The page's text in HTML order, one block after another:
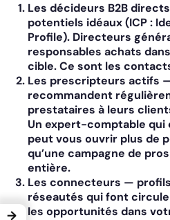
Les décideurs B2B directs
potentiels idéaux (ICP :
Profile). Directeurs
responsables achats
cible. Ce sont les
Les prescripteurs actifs
recommandent
prestataires à leurs
Un expert-comptable qui
peut vous ouvrir plus de
qu’une campagne de
entière.
Les connecteurs —
réseautés qui font
les opportunités dans
→